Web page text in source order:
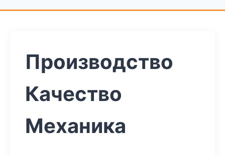
Производство
Качество
Механика